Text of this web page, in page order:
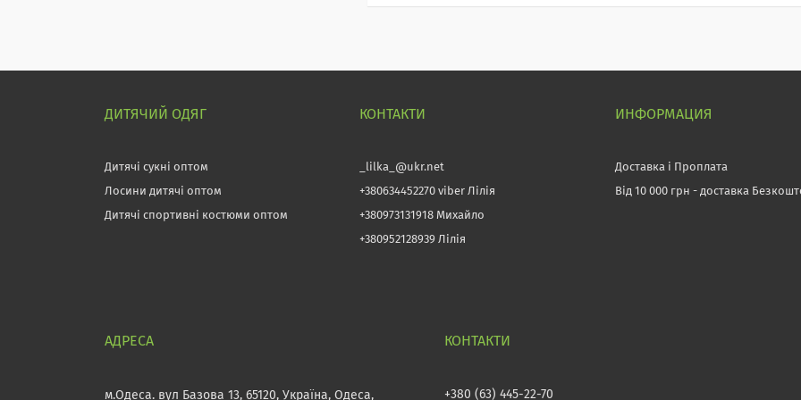
ДИТЯЧИЙ ОДЯГ
Дитячі сукні оптом
Лосини дитячі оптом
Дитячі спортивні костюми оптом
КОНТАКТИ
_lilka_@ukr.net
+380634452270 viber Лілія
+380973131918 Михайло
+380952128939 Лілія
ИНФОРМАЦИЯ
Доставка і Проплата
Від 10 000 грн - доставка
м.Одеса. вул Базова 13, 65120, Україна, Одеса, +380 (63) 445-22-70